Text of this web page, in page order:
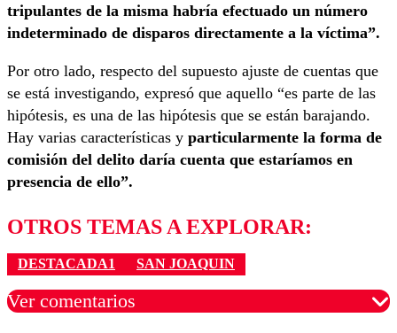
tripulantes de la misma habría efectuado un número
indeterminado de disparos directamente a la víctima”.
Por otro lado, respecto del supuesto ajuste de cuentas que
se está investigando, expresó que aquello “es parte de las
hipótesis, es una de las hipótesis que se están barajando.
Hay varias características y particularmente la forma de
comisión del delito daría cuenta que estaríamos en
presencia de ello”.
OTROS TEMAS A EXPLORAR:
DESTACADA1 SAN JOAQUIN
Ver comentarios